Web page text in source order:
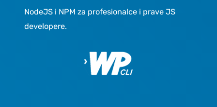
NodeJS i NPM za profesionalce i prave JS
developere.